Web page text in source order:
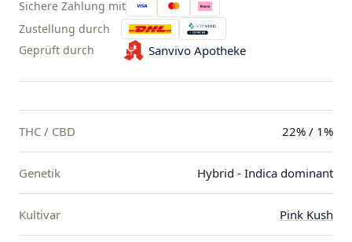
Sichere Zahlung mit
Zustellung durch
Geprüft durch
Sanvivo Apotheke
THC / CBD 22% / 1%
Genetik Hybrid - Indica dominant
Kultivar Pink Kush